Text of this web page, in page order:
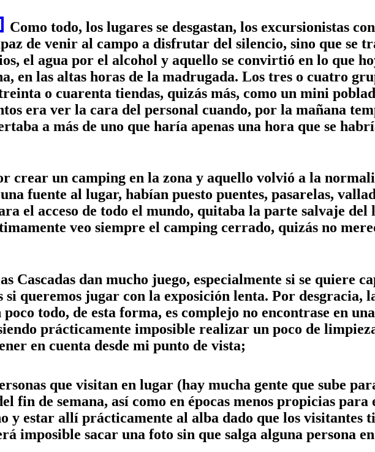
Como todo, los lugares se desgastan, los excursionistas
de venir al campo a disfrutar del silencio, sino que se
el agua por el alcohol y aquello se convirtió en lo que
en las altas horas de la madrugada. Los tres o cuatro
o cuarenta tiendas, quizás más, como un mini
era ver la cara del personal cuando, por la mañana
a más de uno que haría apenas una hora que se
crear un camping en la zona y aquello volvió a la
fuente al lugar, habían puesto puentes, pasarelas,
el acceso de todo el mundo, quitaba la parte salvaje
veo siempre el camping cerrado, quizás no
Cascadas dan mucho juego, especialmente si se quiere
queremos jugar con la exposición lenta. Por desgracia,
poco todo, de esta forma, es complejo no encontrase en
prácticamente imposible realizar un poco de
en cuenta desde mi punto de vista;
que visitan en lugar (hay mucha gente que sube
fin de semana, así como en épocas menos propicias
y estar allí prácticamente al alba dado que los visitantes
imposible sacar una foto sin que salga alguna persona